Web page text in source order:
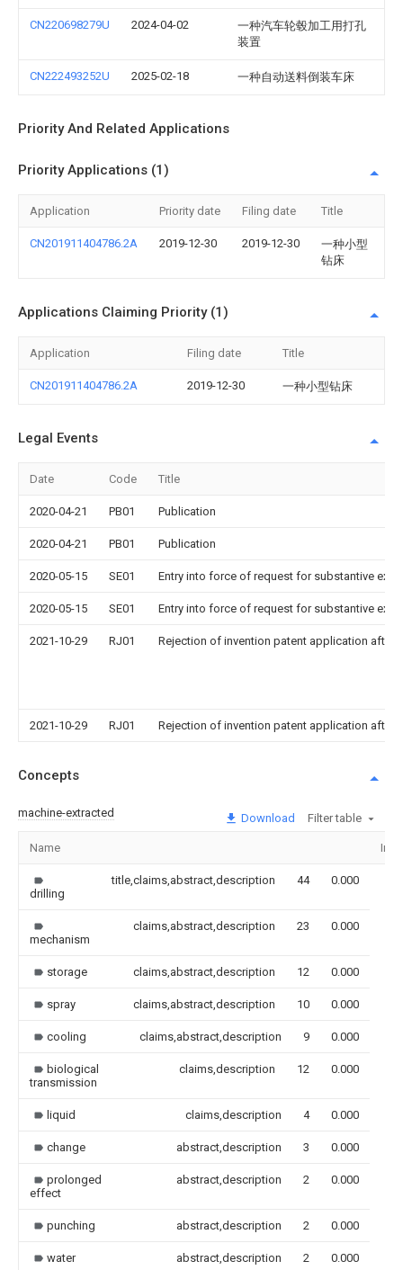
CN220698279U 2024-04-02
一种汽车轮毂加工用打孔
装置
CN222493252U 2025-02-18 一种自动送料倒装车床
Priority And Related Applications
Priority Applications (1)
Application Priority date Filing date Title
CN201911404786.2A 2019-12-30 2019-12-30
一种小型
钻床
Applications Claiming Priority (1)
Application Filing date Title
CN201911404786.2A 2019-12-30 一种小型钻床
Legal Events
Date Code Title
2020-04-21 PB01 Publication
2020-04-21 PB01 Publication
2020-05-15 SE01 Entry into force of request for substantive
2020-05-15 SE01 Entry into force of request for substantive
2021-10-29 RJ01 Rejection of invention patent application after
2021-10-29 RJ01 Rejection of invention patent application after
Concepts
machine-extracted Download Filter table
Name
drilling
title,claims,abstract,description 44 0.000
mechanism
claims,abstract,description 23 0.000
storage claims,abstract,description 12 0.000
spray claims,abstract,description 10 0.000
cooling claims,abstract,description 9 0.000
biological
transmission
claims,description 12 0.000
liquid claims,description 4 0.000
change abstract,description 3 0.000
prolonged
effect
abstract,description 2 0.000
punching abstract,description 2 0.000
water abstract,description 2 0.000